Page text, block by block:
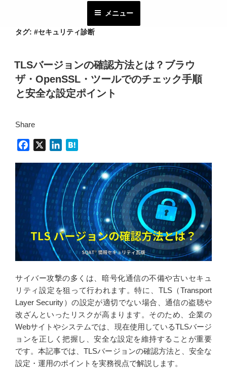
メニュー
タグ: #セキュリティ診断
TLSバージョンの確認方法とは？ブラウ
ザ・OpenSSL・ツールでのチェック手順
と安全な設定ポイント
Share
k
n
k
e
d
I
n
t
e
n
a
サイバー攻撃の多くは、暗号化通信の不備や古いセキュ
リティ設定を狙って行われます。特に、TLS（Transport
Layer Security）の設定が適切でない場合、通信の盗聴や
改ざんといったリスクが高まります。そのため、企業の
Webサイトやシステムでは、現在使用しているTLSバージ
ョンを正しく把握し、安全な設定を維持することが重要
です。本記事では、TLSバージョンの確認方法と、安全な
設定・運用のポイントを実務視点で解説します。